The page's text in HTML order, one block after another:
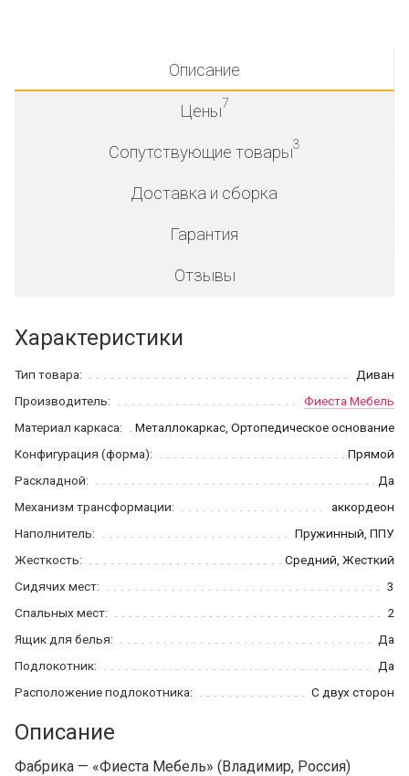
Описание
Цены7
Сопутствующие товары3
Доставка и сборка
Гарантия
Отзывы
Характеристики
Тип товара:
Диван
Производитель:
Фиеста Мебель
Материал каркаса:
Металлокаркас, Ортопедическое основание
Конфигурация (форма):
Прямой
Раскладной:
Да
Механизм трансформации:
аккордеон
Наполнитель:
Пружинный, ППУ
Жесткость:
Средний, Жесткий
Сидячих мест:
3
Спальных мест:
2
Ящик для белья:
Да
Подлокотник:
Да
Расположение подлокотника:
С двух сторон
Описание
Фабрика — «Фиеста Мебель» (Владимир, Россия)